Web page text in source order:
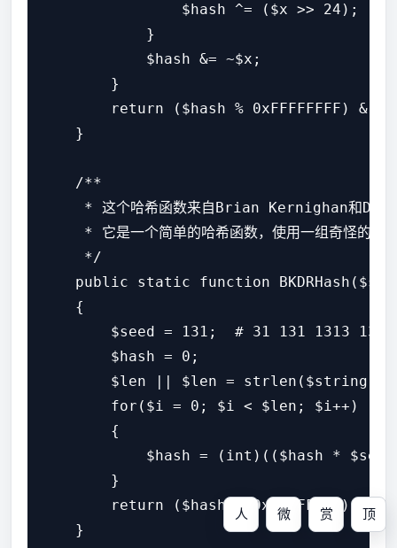
                $hash ^= ($x >> 24);
            }
            $hash &= ~$x;
        }
return ($hash % 0xFFFFFFFF) &
    }
    /**
* 这个哈希函数来自Brian Kernighan和
* 它是一个简单的哈希函数，使用一组奇怪的
     */
public static function
    {
$seed = 131;  # 31 131 1313
        $hash = 0;
        $len || $len = strlen($string);
        for($i = 0; $i < $len; $i++)
        {
$hash = (int)(($hash *
        }
return ($hash % 0xFFFFFFFF) &
    }
人 微 赏 顶